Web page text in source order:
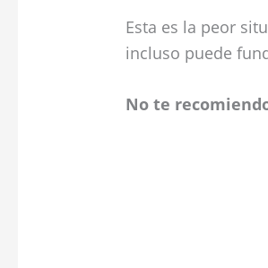
Esta es la peor
incluso puede
No te